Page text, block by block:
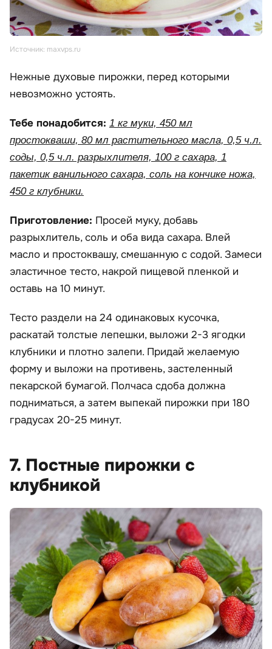
Источник: maxvps.ru
Нежные духовые пирожки, перед которыми
невозможно устоять.
Тебе понадобится: 1 кг муки, 450 мл
простокваши, 80 мл растительного масла, 0,5 ч.л.
соды, 0,5 ч.л. разрыхлителя, 100 г сахара, 1
пакетик ванильного сахара, соль на кончике ножа,
450 г клубники.
Приготовление: Просей муку, добавь
разрыхлитель, соль и оба вида сахара. Влей
масло и простоквашу, смешанную с содой. Замеси
эластичное тесто, накрой пищевой пленкой и
оставь на 10 минут.
Тесто раздели на 24 одинаковых кусочка,
раскатай толстые лепешки, выложи 2-3 ягодки
клубники и плотно залепи. Придай желаемую
форму и выложи на противень, застеленный
пекарской бумагой. Полчаса сдоба должна
подниматься, а затем выпекай пирожки при 180
градусах 20-25 минут.
7. Постные пирожки с
клубникой